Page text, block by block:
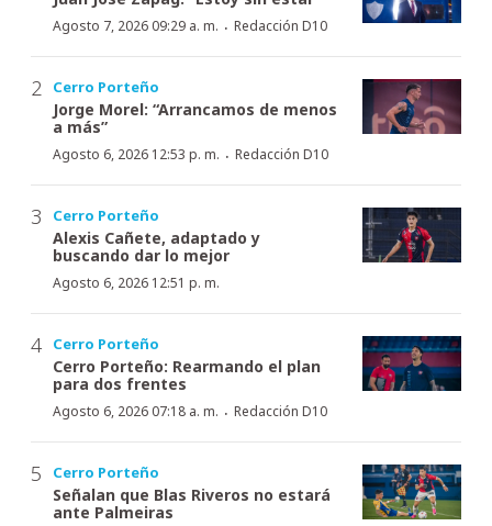
Agosto 7, 2026 09:29 a. m. · Redacción D10
Cerro Porteño
Jorge Morel: “Arrancamos de menos
a más”
Agosto 6, 2026 12:53 p. m. · Redacción D10
Cerro Porteño
Alexis Cañete, adaptado y
buscando dar lo mejor
Agosto 6, 2026 12:51 p. m.
Cerro Porteño
Cerro Porteño: Rearmando el plan
para dos frentes
Agosto 6, 2026 07:18 a. m. · Redacción D10
Cerro Porteño
Señalan que Blas Riveros no estará
ante Palmeiras